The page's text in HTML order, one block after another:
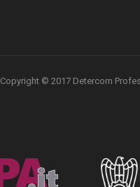
Copyright © 2017 Detercom